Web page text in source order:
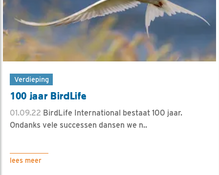
Verdieping
100 jaar BirdLife
01.09.22 BirdLife International bestaat 100 jaar.
Ondanks vele successen dansen we n..
lees meer